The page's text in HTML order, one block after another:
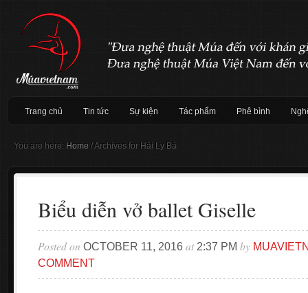
Trang chủ Tin tức Sự kiện Tác phẩm Phê bình
You are here: Home /Archives for Hải Ly Bá
Biểu diễn vở ballet Giselle
Posted on OCTOBER 11, 2016 at 2:37 PM by
COMMENT